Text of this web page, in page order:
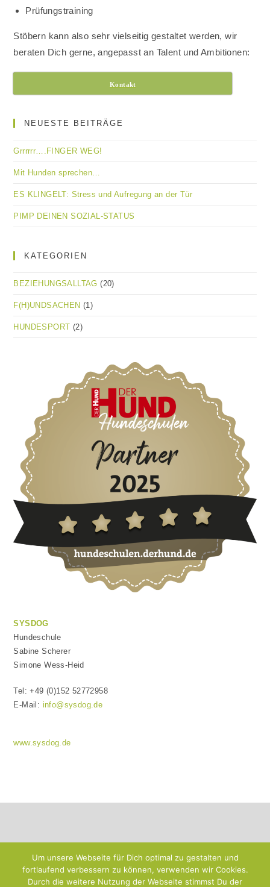
Prüfungstraining
Stöbern kann also sehr vielseitig gestaltet werden, wir
beraten Dich gerne, angepasst an Talent und Ambitionen:
Kontakt
NEUESTE BEITRÄGE
Grrrrrr….FINGER WEG!
Mit Hunden sprechen…
ES KLINGELT: Stress und Aufregung an der Tür
PIMP DEINEN SOZIAL-STATUS
KATEGORIEN
BEZIEHUNGSALLTAG (20)
F(H)UNDSACHEN (1)
HUNDESPORT (2)
SYSDOG
Hundeschule
Sabine Scherer
Simone Wess-Heid
Tel: +49 (0)152 52772958
E-Mail: info@sysdog.de
www.sysdog.de
Um unsere Webseite für Dich optimal zu gestalten und
fortlaufend verbessern zu können, verwenden wir Cookies.
Durch die weitere Nutzung der Webseite stimmst Du der